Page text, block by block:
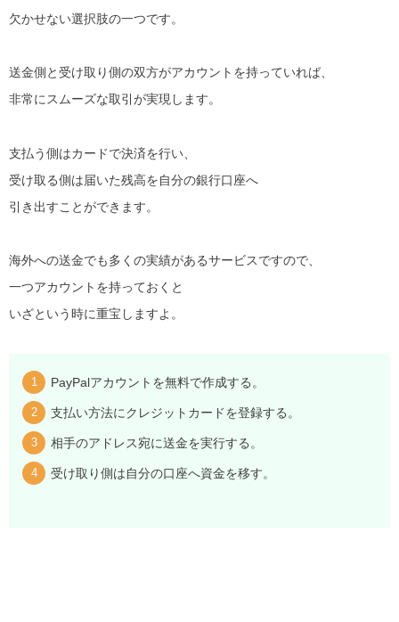
欠かせない選択肢の一つです。
送金側と受け取り側の双方がアカウントを持っていれば、
非常にスムーズな取引が実現します。
支払う側はカードで決済を行い、
受け取る側は届いた残高を自分の銀行口座へ
引き出すことができます。
海外への送金でも多くの実績があるサービスですので、
一つアカウントを持っておくと
いざという時に重宝しますよ。
PayPalアカウントを無料で作成する。
支払い方法にクレジットカードを登録する。
相手のアドレス宛に送金を実行する。
受け取り側は自分の口座へ資金を移す。